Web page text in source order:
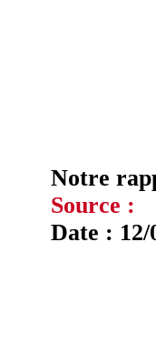
Notre
Source :
Date : 12/